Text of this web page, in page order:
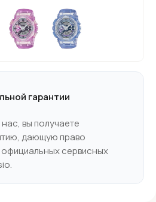
гарантии
вы получаете
дающую право
сервисных